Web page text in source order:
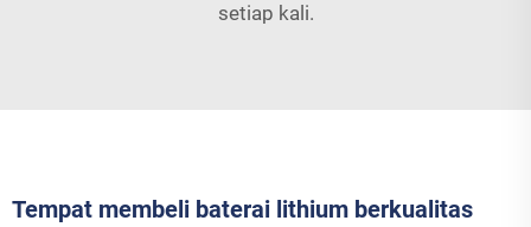
setiap kali.
Tempat membeli baterai lithium berkualitas